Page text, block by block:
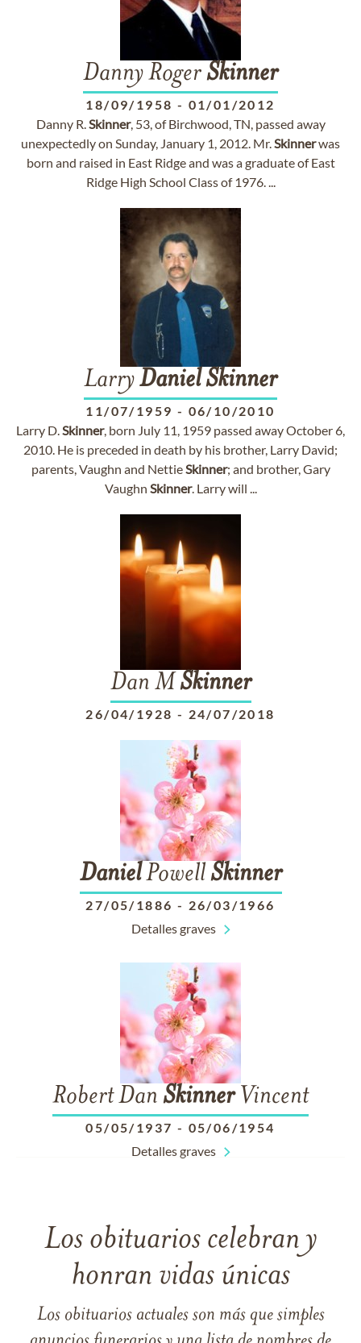
Danny RogerSkinner
18/09/1958 - 01/01/2012
Danny R.Skinner, 53, of Birchwood, TN, passed away
unexpectedly on Sunday, January 1, 2012. Mr.Skinnerwas
born and raised in East Ridge and was a graduate of East
Ridge High School Class of 1976. ...
LarryDanielSkinner
11/07/1959 - 06/10/2010
Larry D.Skinner, born July 11, 1959 passed away October 6,
2010. He is preceded in death by his brother, Larry David;
parents, Vaughn and NettieSkinner; and brother, Gary
Vaughn Skinner. Larry will ...
Dan M Skinner
26/04/1928 - 24/07/2018
DanielPowellSkinner
27/05/1886 - 26/03/1966
Detalles graves
Robert Dan SkinnerVincent
05/05/1937 - 05/06/1954
Detalles graves
Los obituarios celebran y
honran vidas únicas
Los obituarios actuales son más que simples